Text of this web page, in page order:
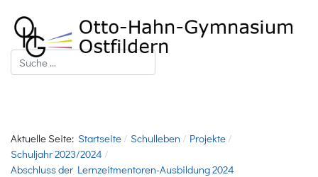
Suchen
Aktuelle Seite: Startseite Schulleben
Projekte
Schuljahr 2023/2024
Abschluss der Lernzeitmentoren-Ausbildung 2024